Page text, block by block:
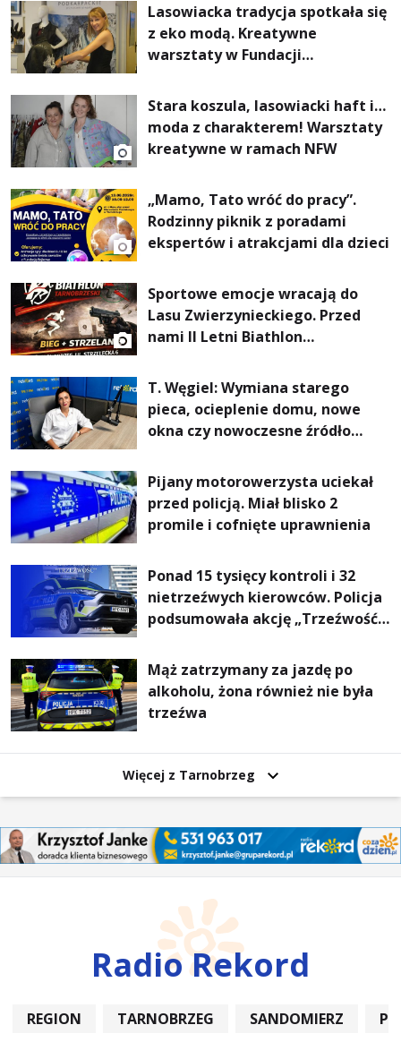
Lasowiacka tradycja spotkała się
z eko modą. Kreatywne
warsztaty w Fundacji
Stara koszula, lasowiacki haft i…
moda z charakterem! Warsztaty
kreatywne w ramach NFW
„Mamo, Tato wróć do pracy”.
Rodzinny piknik z poradami
ekspertów i atrakcjami dla dzieci
Sportowe emocje wracają do
Lasu Zwierzynieckiego. Przed
nami II Letni Biathlon
T. Węgiel: Wymiana starego
pieca, ocieplenie domu, nowe
okna czy nowoczesne źródło
rachunki za energię, lepszy
komfort życia i... czystsze
powietrze
Pijany motorowerzysta uciekał
przed policją. Miał blisko 2
promile i cofnięte uprawnienia
Ponad 15 tysięcy kontroli i 32
nietrzeźwych kierowców. Policja
podsumowała akcję „Trzeźwość”
Mąż zatrzymany za jazdę po
alkoholu, żona również nie była
trzeźwa
Więcej z Tarnobrzeg
Radio Rekord
REGION TARNOBRZEG SANDOMIERZ